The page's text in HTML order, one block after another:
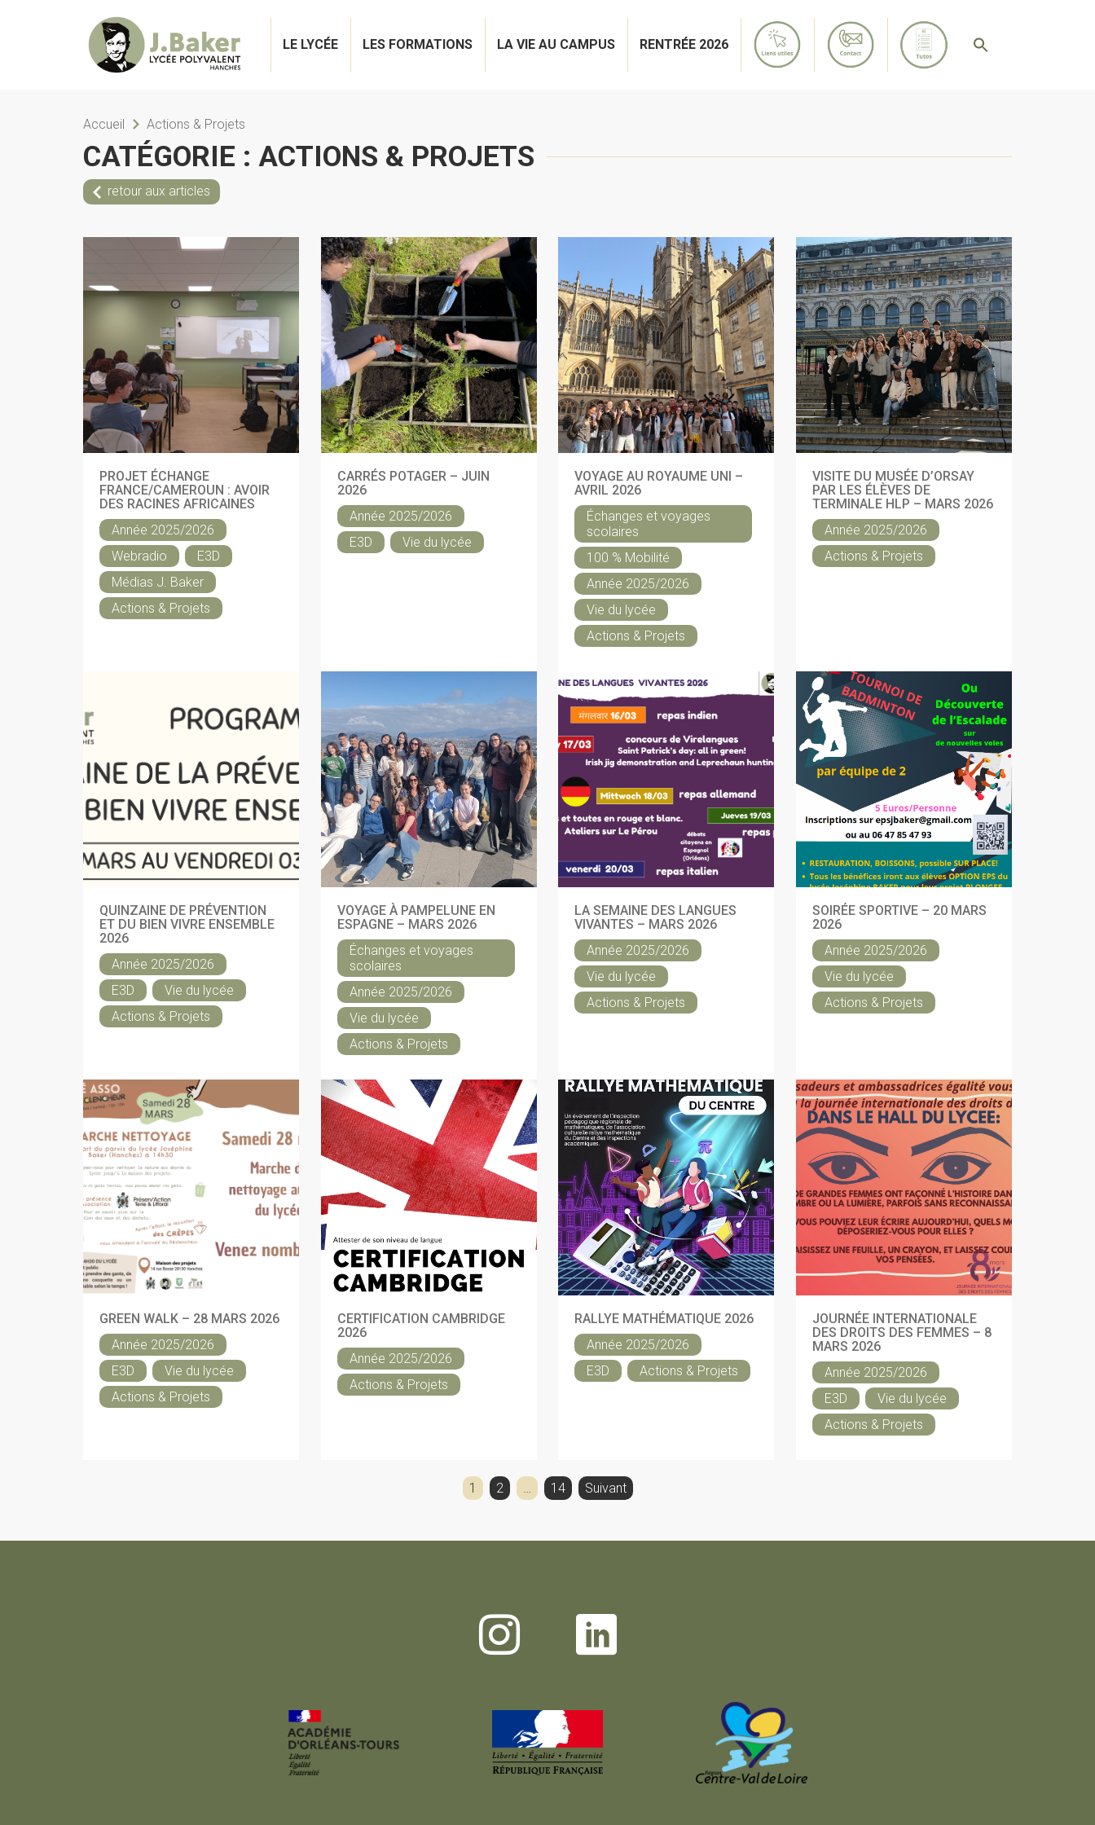
LE LYCÉE LES FORMATIONS LA VIE AU CAMPUS RENTRÉE 2026
Accueil Actions & Projets
CATÉGORIE : ACTIONS & PROJETS
retour aux articles
PROJET ÉCHANGE
FRANCE/CAMEROUN : AVOIR
DES RACINES AFRICAINES
Année 2025/2026
Webradio
E3D
Médias J. Baker
Actions & Projets
CARRÉS POTAGER – JUIN
2026
Année 2025/2026
E3D
Vie du lycée
VOYAGE AU ROYAUME UNI –
AVRIL 2026
Échanges et voyages
scolaires
100 % Mobilité
Année 2025/2026
Vie du lycée
Actions & Projets
VISITE DU MUSÉE D’ORSAY
PAR LES ÉLÈVES DE
TERMINALE HLP – MARS 2026
Année 2025/2026
Actions & Projets
QUINZAINE DE PRÉVENTION
ET DU BIEN VIVRE ENSEMBLE
2026
Année 2025/2026
E3D
Vie du lycée
Actions & Projets
VOYAGE À PAMPELUNE EN
ESPAGNE – MARS 2026
Échanges et voyages
scolaires
Année 2025/2026
Vie du lycée
Actions & Projets
LA SEMAINE DES LANGUES
VIVANTES – MARS 2026
Année 2025/2026
Vie du lycée
Actions & Projets
SOIRÉE SPORTIVE – 20 MARS
2026
Année 2025/2026
Vie du lycée
Actions & Projets
GREEN WALK – 28 MARS 2026
Année 2025/2026
E3D
Vie du lycée
Actions & Projets
CERTIFICATION CAMBRIDGE
2026
Année 2025/2026
Actions & Projets
RALLYE MATHÉMATIQUE 2026
Année 2025/2026
E3D
Actions & Projets
JOURNÉE INTERNATIONALE
DES DROITS DES FEMMES – 8
MARS 2026
Année 2025/2026
E3D
Vie du lycée
Actions & Projets
1 2 14 Suivant